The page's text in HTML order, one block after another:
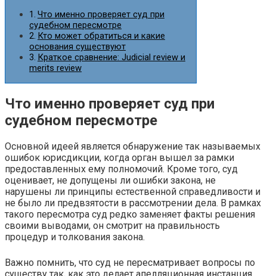
Что именно проверяет суд при
судебном пересмотре
Кто может обратиться и какие
основания существуют
Краткое сравнение: Judicial review и
merits review
Что именно проверяет суд при
судебном пересмотре
Основной идеей является обнаружение так называемых
ошибок юрисдикции, когда орган вышел за рамки
предоставленных ему полномочий. Кроме того, суд
оценивает, не допущены ли ошибки закона, не
нарушены ли принципы естественной справедливости и
не было ли предвзятости в рассмотрении дела. В рамках
такого пересмотра суд редко заменяет факты решения
своими выводами, он смотрит на правильность
процедур и толкования закона.
Важно помнить, что суд не пересматривает вопросы по